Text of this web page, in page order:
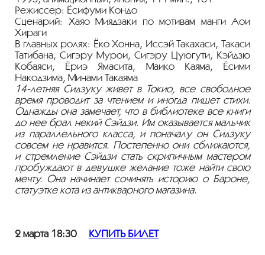
Режиссер: Ёсифуми Кондо
Сценарий: Хаяо Миядзаки по мотивам манги Аои
Хираги
В главных ролях: Ёко Хонна, Иссэй Такахаси, Такаси
Татибана, Сигэру Мурои, Сигэру Цуюгути, Кэйдзю
Кобаяси, Ёриэ Ямасита, Маико Каяма, Ёсими
Накодзима, Минами Такаяма
14-летняяСидзуку живет в Токио, все свободное
время проводит за чтением и иногда пишет стихи.
Однажды она замечает, что в библиотеке все книги
до нее брал некий Сэйдзи. Им оказывается мальчик
из параллельного класса, и поначалу он Сидзуку
совсем не нравится. Постепенно они сближаются,
и стремление Сэйдзи стать скрипичным мастером
пробуждают в девушке желание тоже найти свою
мечту. Она начинает сочинять историю о Бароне,
статуэтке кота из антикварного магазина.
2 марта 18:30 КУПИТЬ БИЛЕТ